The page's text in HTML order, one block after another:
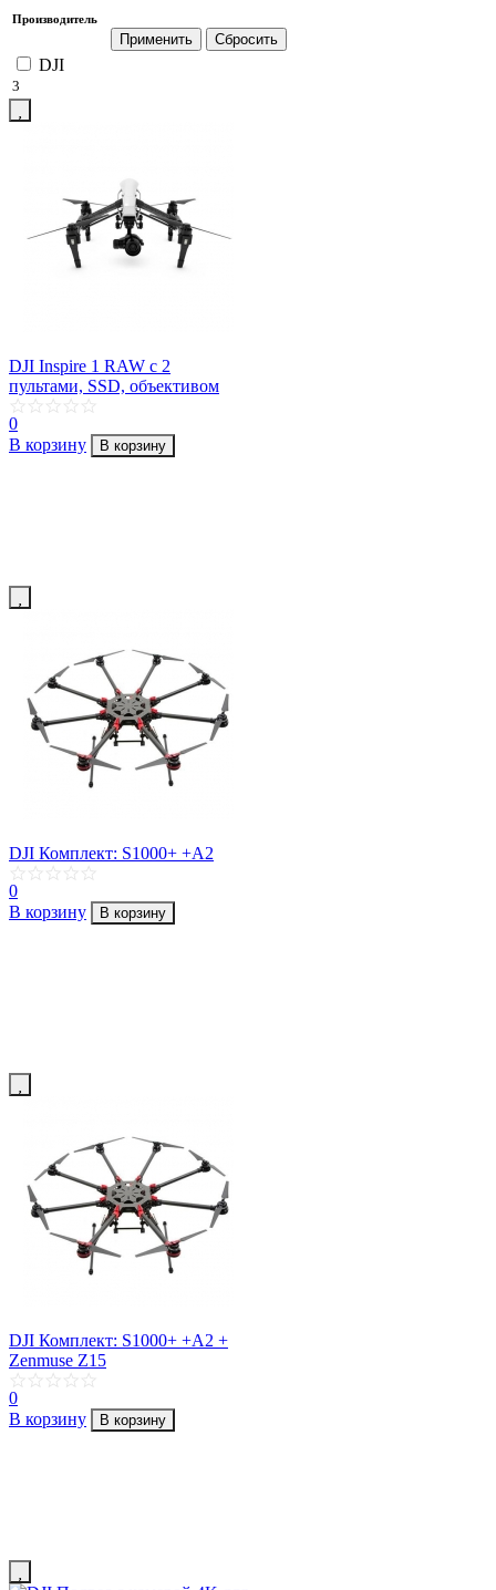
Производитель
DJI
3
DJI Inspire 1 RAW с 2
пультами, SSD, объективом
0
В корзину
В корзину
DJI Комплект: S1000+ +A2
0
В корзину
В корзину
DJI Комплект: S1000+ +A2 +
Zenmuse Z15
0
В корзину
В корзину